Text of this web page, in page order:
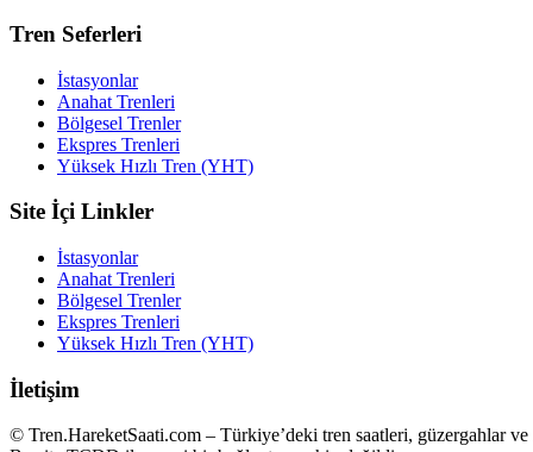
Tren Seferleri
İstasyonlar
Anahat Trenleri
Bölgesel Trenler
Ekspres Trenleri
Yüksek Hızlı Tren (YHT)
Site İçi Linkler
İstasyonlar
Anahat Trenleri
Bölgesel Trenler
Ekspres Trenleri
Yüksek Hızlı Tren (YHT)
İletişim
© Tren.HareketSaati.com – Türkiye’deki tren saatleri, güzergahlar